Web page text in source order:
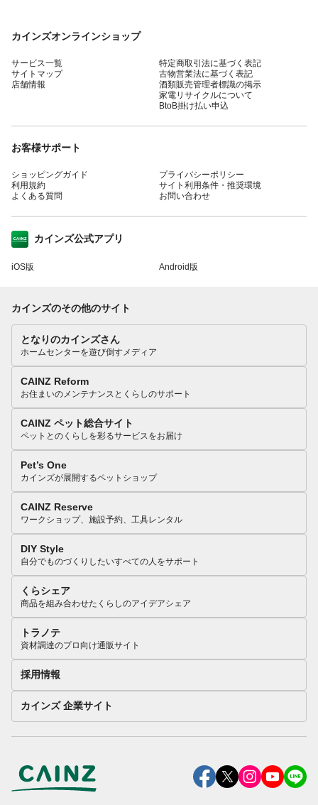
カインズオンラインショップ
サービス一覧
サイトマップ
店舗情報
特定商取引法に基づく表記
古物営業法に基づく表記
酒類販売管理者標識の掲示
家電リサイクルについて
BtoB掛け払い申込
お客様サポート
ショッピングガイド
利用規約
よくある質問
プライバシーポリシー
サイト利用条件・推奨環境
お問い合わせ
カインズ公式アプリ
iOS版 Android版
カインズのその他のサイト
となりのカインズさん
ホームセンターを遊び倒すメディア
CAINZ Reform
お住まいのメンテナンスとくらしのサポート
CAINZ ペット総合サイト
ペットとのくらしを彩るサービスをお届け
Pet’s One
カインズが展開するペットショップ
CAINZ Reserve
ワークショップ、施設予約、工具レンタル
DIY Style
自分でものづくりしたいすべての人をサポート
くらシェア
商品を組み合わせたくらしのアイデアシェア
トラノテ
資材調達のプロ向け通販サイト
採用情報
カインズ 企業サイト